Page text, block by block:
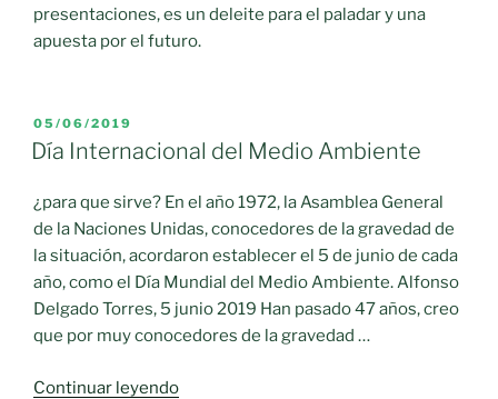
presentaciones, es un deleite para el paladar y una
apuesta por el futuro.
PUBLICADO
EL
05/06/2019
Día Internacional del Medio Ambiente
¿para que sirve? En el año 1972, la Asamblea General
de la Naciones Unidas, conocedores de la gravedad de
la situación, acordaron establecer el 5 de junio de cada
año, como el Día Mundial del Medio Ambiente. Alfonso
Delgado Torres, 5 junio 2019 Han pasado 47 años, creo
que por muy conocedores de la gravedad …
Continuar leyendo«Día